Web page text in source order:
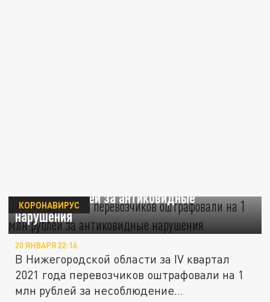
на 1 млн рублей за антиковидные
нарушения
КОРОНАВИРУС
20 ЯНВАРЯ 22:16
В Нижегородской области за IV квартал
2021 года перевозчиков оштрафовали на 1
млн рублей за несоблюдение...